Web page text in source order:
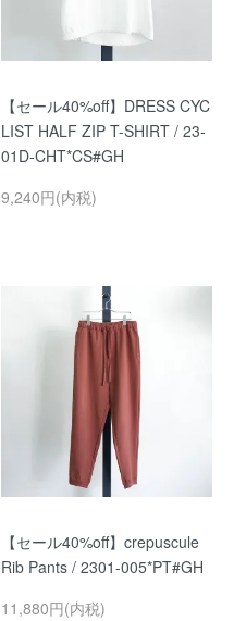
【セール40%off】DRESS CYC
LIST HALF ZIP T-SHIRT / 23-
01D-CHT*CS#GH
9,240円(内税)
【セール40%off】crepuscule
Rib Pants / 2301-005*PT#GH
11,880円(内税)